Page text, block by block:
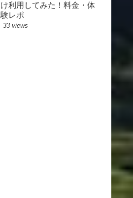
け利用してみた！料金・体
験レポ
33 views